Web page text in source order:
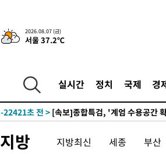
2026.08.07 (금)
서울 37.2℃
실시간 정치 국제 경
-25775초 전 >외국인 심판 성 접대 7경기 들여
-25509초 전 > [속보]코스닥, 2.86포인트
-25442초 전 >
[속보]원·달러 환율, 7.7원 내린
-25331초 전 >
-22421초 전 > [속보]종합특검, '계엄 수용공간
-21265초 전 >
11시간 압수수색에 성접대 파
지방 지방최신 세종 부산